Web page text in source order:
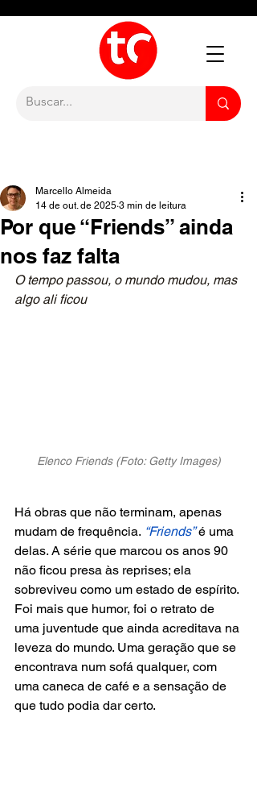
Por que “Friends” ainda
nos faz falta
Marcello Almeida
14 de out. de 2025 3 min de leitura
O tempo passou, o mundo mudou, mas
algo ali ficou
Elenco Friends (Foto: Getty Images)
Há obras que não terminam, apenas
mudam de frequência. “Friends” é uma
delas. A série que marcou os anos 90
não ficou presa às reprises; ela
sobreviveu como um estado de espírito.
Foi mais que humor, foi o retrato de
uma juventude que ainda acreditava na
leveza do mundo. Uma geração que se
encontrava num sofá qualquer, com
uma caneca de café e a sensação de
que tudo podia dar certo.